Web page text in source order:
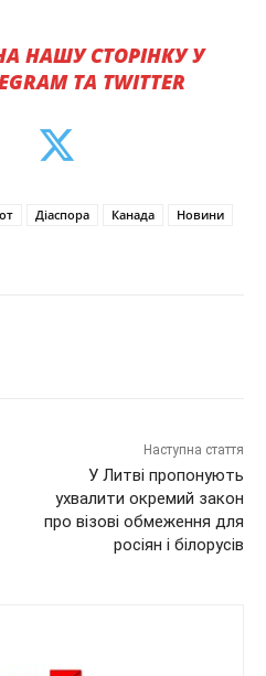
НАШУ СТОРІНКУ У
ТА TWITTER
Діаспора Канада
Новини
Наступна стаття
У Литві пропонують
ухвалити окремий закон
про візові обмеження для
росіян і білорусів